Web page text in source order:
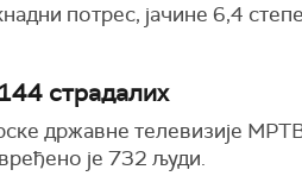
потрес, јачине 6,4
страдалих
државне телевизије
је 732 људи.